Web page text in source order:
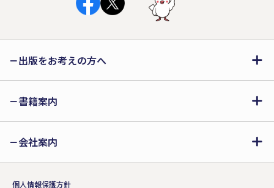
出版をお考えの方へ
書籍案内
会社案内
個人情報保護方針